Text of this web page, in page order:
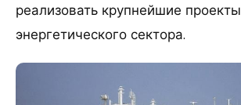
реализовать крупнейшие проекты
энергетического сектора.